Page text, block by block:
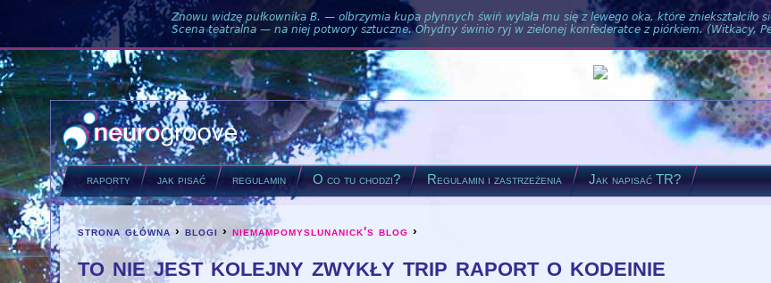
Znowu widzę pułkownika B. — olbrzymia kupa płynnych świń wylała mu się z lewego oka, które zniekształciło
Scena teatralna — na niej potwory sztuczne. Ohydny świnio ryj w zielonej konfederatce z piórkiem. (Witkacy,
raporty jak pisać regulamin O co tu chodzi? Regulamin i zastrzeżenia Jak napisać TR?
you are here
strona główna ›blogi ›niemampomyslunanick's blog ›
to nie jest kolejny zwykły trip raport o kodeinie